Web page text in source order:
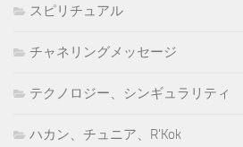
スピリチュアル
チャネリングメッセージ
テクノロジー、シンギュラリティ
ハカン、チュニア、R'Kok